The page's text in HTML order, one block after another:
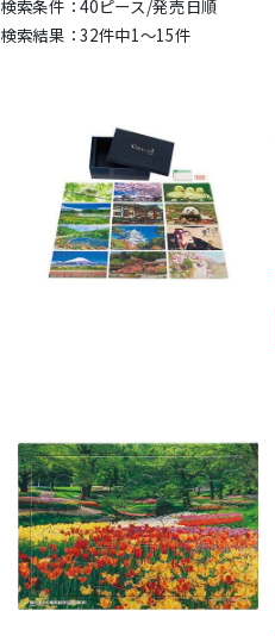
40ピース/発売日順
32件中1〜15件